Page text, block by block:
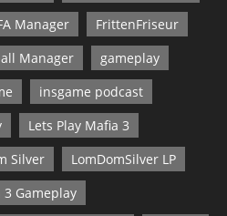
Manager
FrittenFriseur
Manager
gameplay
insgame podcast
Lets Play Mafia 3
Silver
LomDomSilver LP
3 Gameplay